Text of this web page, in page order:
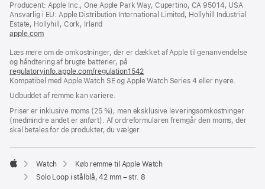
et
nyt
Producent: Apple Inc., One Apple Park Way, Cupertino, CA 95014, USA
Ansvarlig i EU: Apple Distribution International Limited, Hollyhill Industrial
Estate, Hollyhill, Cork, Irland
apple.com(åbner
et
nyt
vindue)
Læs mere om de omkostninger, der er dækket af Apple til genanvendelse
og håndtering af brugte batterier, på
regulatoryinfo.apple.com/regulation1542
i
vindue)
Kompatibel med Apple Watch SE og Apple Watch Series 4 eller nyere.
Udbuddet af remme kan variere.
Priser er inklusive moms (25 %), men eksklusive leveringsomkostninger
(medmindre andet er anført). Af ordreformularen fremgår den moms, der
skal betales for de produkter, du vælger.
Apple
Watch
Køb remme til Apple Watch
Solo Loop i stålblå, 42 mm – str. 8